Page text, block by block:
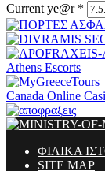
Current ye@r *
Athens Escorts
Canada Online
ΦΙΛΙΚΑ
SITE MAP